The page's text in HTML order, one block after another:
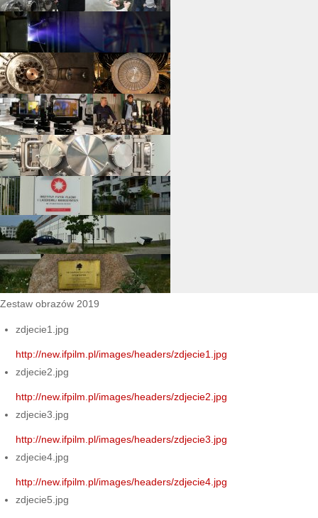
Zestaw obrazów 2019
zdjecie1.jpg
http://new.ifpilm.pl/images/headers/zdjecie1.jpg
zdjecie2.jpg
http://new.ifpilm.pl/images/headers/zdjecie2.jpg
zdjecie3.jpg
http://new.ifpilm.pl/images/headers/zdjecie3.jpg
zdjecie4.jpg
http://new.ifpilm.pl/images/headers/zdjecie4.jpg
zdjecie5.jpg